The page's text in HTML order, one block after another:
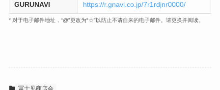
GURUNAVI https://r.gnavi.co.jp/7r1rdjnr0000/
* 对于电子邮件地址，“@”更改为“☆”以防止不请自来的电子邮件。请更换并阅读。
冨士见商店会